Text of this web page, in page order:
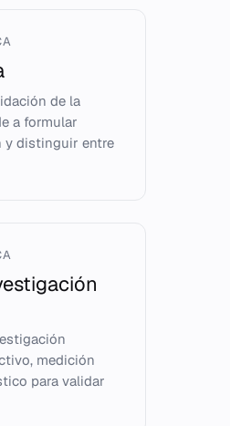
de la
a formular
y distinguir entre
medición
para validar